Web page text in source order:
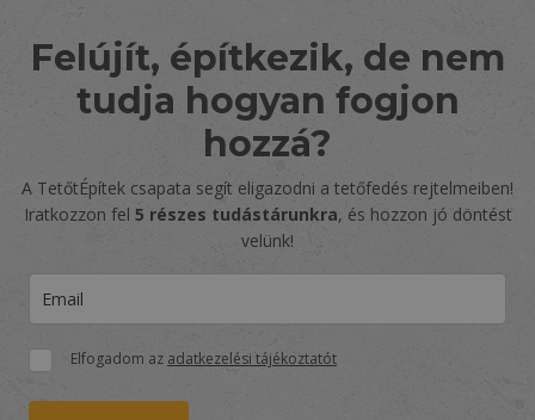
Felújít, építkezik, de nem
tudja hogyan fogjon
hozzá?
A TetőtÉpítek csapata segít eligazodni a tetőfedés rejtelmeiben!
Iratkozzon fel 5 részes tudástárunkra, és hozzon jó döntést
velünk!
Elfogadom az adatkezelési tájékoztatót